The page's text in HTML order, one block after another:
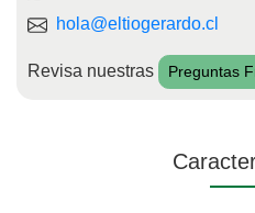
hola@eltiogerardo.cl
Revisa nuestras Preguntas